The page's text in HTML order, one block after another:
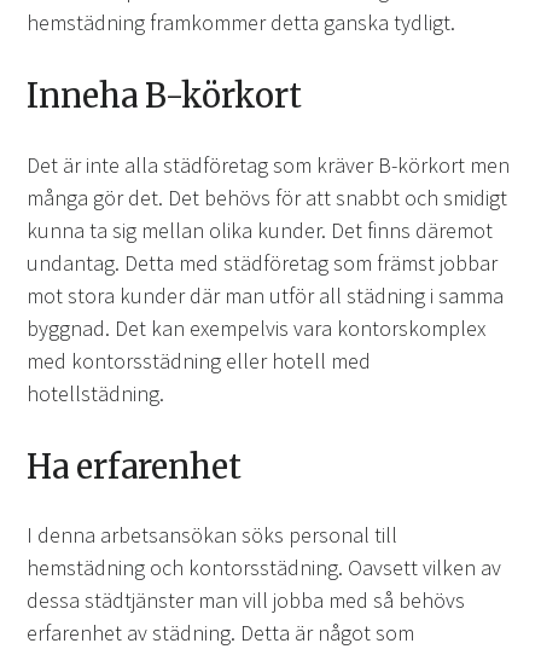
hemstädning framkommer detta ganska tydligt.
Inneha B-körkort
Det är inte alla städföretag som kräver B-körkort men
många gör det. Det behövs för att snabbt och smidigt
kunna ta sig mellan olika kunder. Det finns däremot
undantag. Detta med städföretag som främst jobbar
mot stora kunder där man utför all städning i samma
byggnad. Det kan exempelvis vara kontorskomplex
med kontorsstädning eller hotell med
hotellstädning.
Ha erfarenhet
I denna arbetsansökan söks personal till
hemstädning och kontorsstädning. Oavsett vilken av
dessa städtjänster man vill jobba med så behövs
erfarenhet av städning. Detta är något som